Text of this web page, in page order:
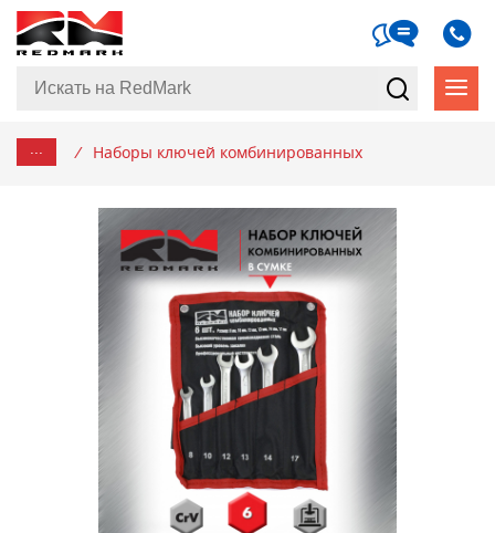
... / Наборы ключей комбинированных